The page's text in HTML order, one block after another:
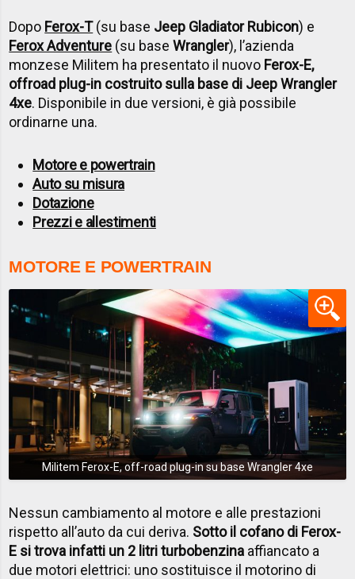
Dopo Ferox-T(su base Jeep Gladiator Rubicon) e
Ferox Adventure (su baseWrangler), l’azienda
monzese Militem ha presentato il nuovo Ferox-E,
offroad plug-in costruito sulla base di Jeep Wrangler
4xe. Disponibile in due versioni, è già possibile
ordinarne una.
Motore e powertrain
Auto su misura
Dotazione
Prezzi e allestimenti
MOTORE E POWERTRAIN
Militem Ferox-E, off-road plug-in su base Wrangler 4xe
Nessun cambiamento al motore e alle prestazioni
rispetto all’auto da cui deriva. Sotto il cofano di Ferox-
E si trova infatti un 2 litri turbobenzina affiancato a
due motori elettrici: uno sostituisce il motorino di